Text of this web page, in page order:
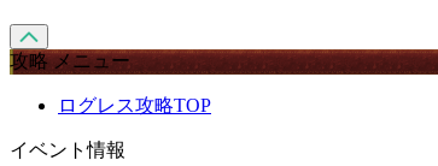
攻略 メニュー
ログレス攻略TOP
イベント情報